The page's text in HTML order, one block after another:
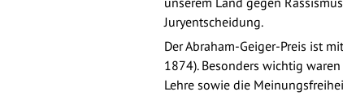
Juryentscheidung.
Der Abraham-Geiger-Preis ist
1874). Besonders wichtig
Lehre sowie die